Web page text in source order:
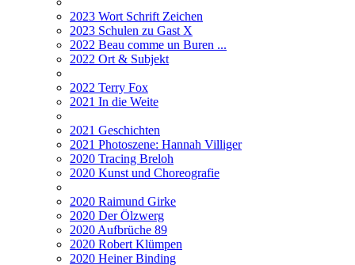
2023 Wort Schrift Zeichen
2023 Schulen zu Gast X
2022 Beau comme un Buren ...
2022 Ort & Subjekt
2022 Terry Fox
2021 In die Weite
2021 Geschichten
2021 Photoszene: Hannah Villiger
2020 Tracing Breloh
2020 Kunst und Choreografie
2020 Raimund Girke
2020 Der Ölzwerg
2020 Aufbrüche 89
2020 Robert Klümpen
2020 Heiner Binding